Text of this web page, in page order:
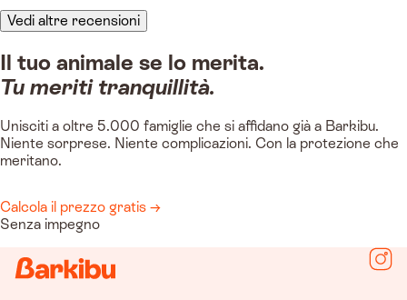
Vedi altre recensioni
Il tuo animale se lo merita.
Tu meriti tranquillità.
Unisciti a oltre 5.000 famiglie che si affidano già a Barkibu.
Niente sorprese. Niente complicazioni. Con la protezione che
meritano.
Calcola il prezzo gratis →
Senza impegno